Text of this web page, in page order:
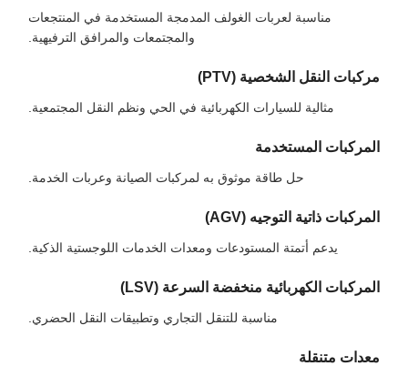
مناسبة لعربات الغولف المدمجة المستخدمة في المنتجعات
والمجتمعات والمرافق الترفيهية.
مركبات النقل الشخصية (PTV)
مثالية للسيارات الكهربائية في الحي ونظم النقل المجتمعية.
المركبات المستخدمة
حل طاقة موثوق به لمركبات الصيانة وعربات الخدمة.
المركبات ذاتية التوجيه (AGV)
يدعم أتمتة المستودعات ومعدات الخدمات اللوجستية الذكية.
المركبات الكهربائية منخفضة السرعة (LSV)
مناسبة للتنقل التجاري وتطبيقات النقل الحضري.
معدات متنقلة